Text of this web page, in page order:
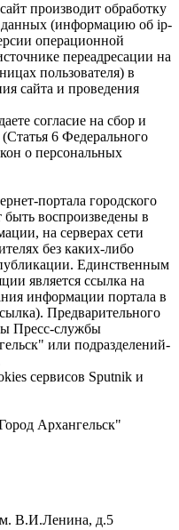
производит обработку
данных (информацию об ip-
операционной
переадресации на
пользователя) в
сайта и проведения
согласие на сбор и
6 Федерального
о персональных
портала городского
воспроизведены в
на серверах сети
без каких-либо
Единственным
является ссылка на
информации портала в
Предварительного
Пресс-службы
или подразделений-
сервисов Sputnik и
Архангельск"
В.И.Ленина, д.5